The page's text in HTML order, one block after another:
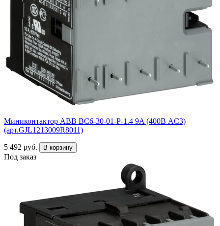
Миниконтактор ABB ВC6-30-01-P-1.4 9A (400В AC3)
(арт.GJL1213009R8011)
5 492 руб. В корзину
Под заказ